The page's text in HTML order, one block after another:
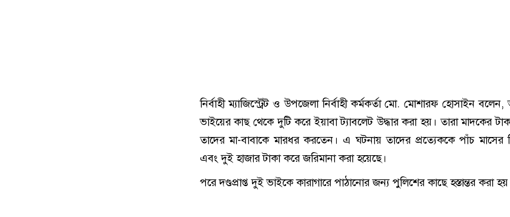
নির্বাহী ম্যাজিস্ট্রেট ও উপজেলা নির্বাহী কর্মকর্তা মো. মোশারফ হোসাইন
ভাইয়ের কাছ থেকে দুটি করে ইয়াবা ট্যাবলেট উদ্ধার করা হয়। তারা মাদকের
তাদের মা-বাবাকে মারধর করতেন। এ ঘটনায় তাদের প্রত্যেককে পাঁচ মাসের
এবং দুই হাজার টাকা করে জরিমানা করা হয়েছে।
পরে দণ্ডপ্রাপ্ত দুই ভাইকে কারাগারে পাঠানোর জন্য পুলিশের কাছে হস্তান্তর করা